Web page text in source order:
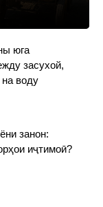
юга
засухой,
воду
занон:
иҷтимоӣ?